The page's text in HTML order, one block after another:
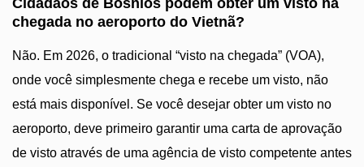
Cidadãos de Bósnios podem obter um visto na
chegada no aeroporto do Vietnã?
Não. Em 2026, o tradicional “visto na chegada” (VOA),
onde você simplesmente chega e recebe um visto, não
está mais disponível. Se você desejar obter um visto no
aeroporto, deve primeiro garantir uma carta de aprovação
de visto através de uma agência de visto competente antes